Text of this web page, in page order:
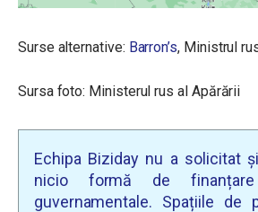
Surse alternative: Barron’s, Ministrul
Sursa foto: Ministerul rus al Apărării
Echipa Biziday nu a solicitat
nicio formă de
guvernamentale. Spațiile de